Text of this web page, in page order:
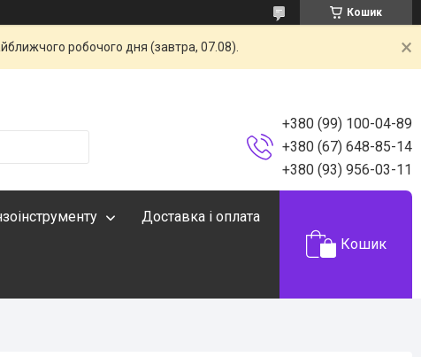
Кошик
робочого дня (завтра, 07.08).
+380 (99) 100-04-89
+380 (67) 648-85-14
+380 (93) 956-03-11
Доставка і оплата
Кошик